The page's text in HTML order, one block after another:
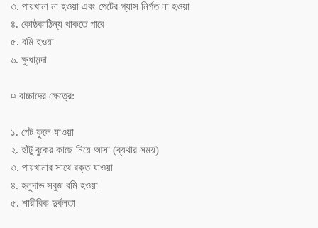
৩. পায়খানা না হওয়া এবং পেটের গ্যাস নির্গত না হওয়া
৪. কোষ্ঠকাঠিন্য থাকতে পারে
৫. বমি হওয়া
৬. ক্ষুধামন্দা
¤ বাচ্চাদের ক্ষেত্রে:
১. পেট ফুলে যাওয়া
২. হাঁটু বুকের কাছে নিয়ে আসা (ব্যথার সময়)
৩. পায়খানার সাথে রক্ত যাওয়া
৪. হলুদাভ সবুজ বমি হওয়া
৫. শারীরিক দুর্বলতা